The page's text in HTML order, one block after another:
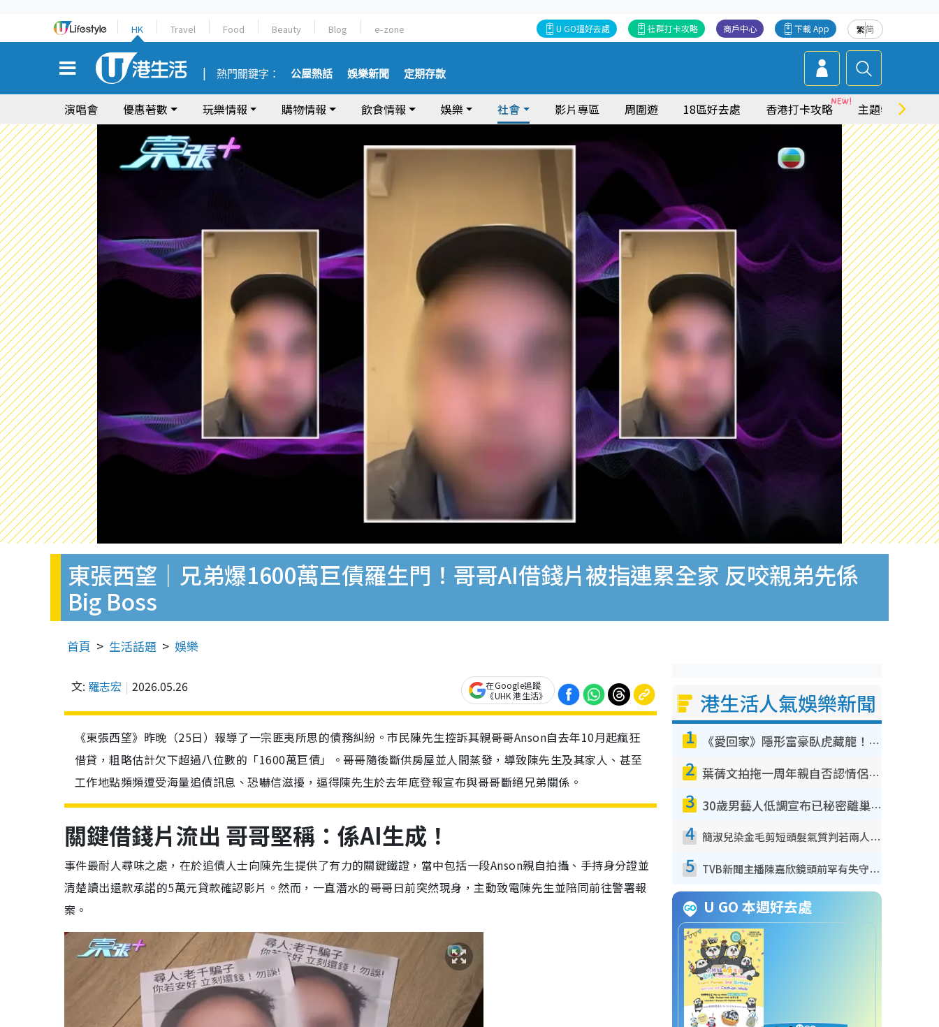
HK Travel Food Beauty Blog e-zone 繁简
下載 App
商戶中心
社群打卡攻略
U GO搵好去處
熱門關鍵字： 公屋熱話 娛樂新聞 定期存款
演唱會 優惠著數 玩樂情報 購物情報 飲食情報 娛樂 社會 影片專區 周圍遊 18區好去處 香港打卡攻略 主題特集
東張西望｜兄弟爆1600萬巨債羅生門！哥哥AI借錢片被指連累全家 反咬親弟先係
Big Boss
首頁 生活話題 娛樂
文: 羅志宏 2026.05.26
在Google追蹤
《UHK 港生活》
《東張西望》昨晚（25日）報導了一宗匪夷所思的債務糾紛。市民陳先生控訴其親哥哥Anson自去年10月起瘋狂
借貸，粗略估計欠下超過八位數的「1600萬巨債」。哥哥隨後斷供房屋並人間蒸發，導致陳先生及其家人、甚至
工作地點頻頻遭受海量追債訊息、恐嚇信滋擾，逼得陳先生於去年底登報宣布與哥哥斷絕兄弟關係。
關鍵借錢片流出 哥哥堅稱：係AI生成！
事件最耐人尋味之處，在於追債人士向陳先生提供了有力的關鍵鐵證，當中包括一段Anson親自拍攝、手持身分證並
清楚讀出還款承諾的5萬元貸款確認影片。然而，一直潛水的哥哥日前突然現身，主動致電陳先生並陪同前往警署報
案。
港生活人氣娛樂新聞
1 《愛回家》隱形富豪臥虎藏龍！盤點12位財氣逼人的有錢藝人：呢位靚女3億身家唔憂做
2 葉蒨文拍拖一周年親自否認情侶關係？！被質疑感情造假竟稱GM「普通同事」
3 30歲男藝人低調宣布已秘密離巢！人氣急跌變失蹤人口︰「這幾年過得並不容易」
4 簡淑兒染金毛剪短頭髮氣質判若兩人！嚇壞老公麥大力都認唔出：「你做咩事？」
5 TVB新聞主播陳嘉欣鏡頭前罕有失守！遭林超英一句說話突襲嚇親當場大笑
U GO 本週好去處